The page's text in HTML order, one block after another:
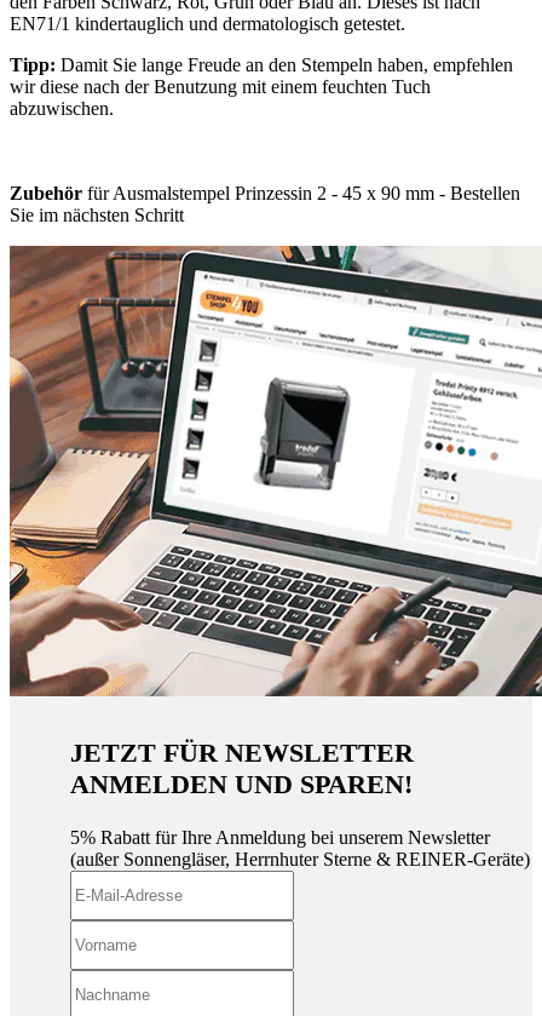
EN71/1 kindertauglich und dermatologisch getestet.
Tipp: Damit Sie lange Freude an den Stempeln haben, empfehlen
wir diese nach der Benutzung mit einem feuchten Tuch
abzuwischen.
Zubehör für Ausmalstempel Prinzessin 2 - 45 x 90 mm - Bestellen
Sie im nächsten Schritt
JETZT FÜR NEWSLETTER
ANMELDEN UND SPAREN!
5% Rabatt für Ihre Anmeldung bei unserem Newsletter
(außer Sonnengläser, Herrnhuter Sterne & REINER-Geräte)